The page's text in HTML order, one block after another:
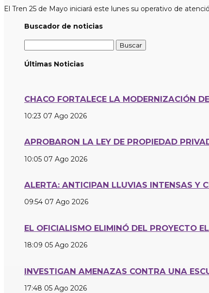
El Tren 25 de Mayo iniciará este lunes su operativo de
Buscador de noticias
Últimas Noticias
CHACO FORTALECE LA MODERNIZACIÓN
10:23 07 Ago 2026
APROBARON LA LEY DE PROPIEDAD
10:05 07 Ago 2026
ALERTA: ANTICIPAN LLUVIAS INTENSAS Y
09:54 07 Ago 2026
EL OFICIALISMO ELIMINÓ DEL PROYECTO
18:09 05 Ago 2026
INVESTIGAN AMENAZAS CONTRA UNA
17:48 05 Ago 2026